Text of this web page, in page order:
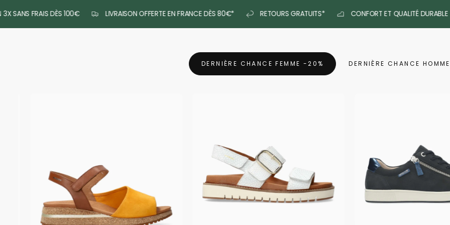
LIVRAISON OFFERTE EN FRANCE DÈS 80€* RETOURS GRATUITS* CONFORT ET QUALITÉ DURABLE PAIEMENT
DERNIÈRE CHANCE FEMME -20% DERNIÈRE CHANCE